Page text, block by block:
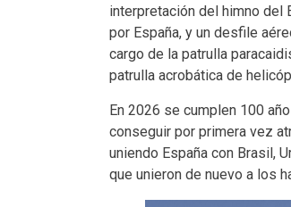
interpretación del himno del
por España, y un desfile
cargo de la patrulla
patrulla acrobática de
En 2026 se cumplen 100
conseguir por primera vez
uniendo España con Brasil,
que unieron de nuevo a los